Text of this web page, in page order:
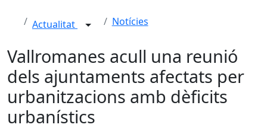
Actualitat Notícies
Vallromanes acull una reunió
dels ajuntaments afectats per
urbanitzacions amb dèficits
urbanístics